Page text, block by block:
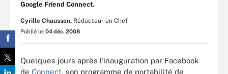
Google Friend Connect.
Cyrille Chausson, Rédacteur en Chef
Publié le: 04 déc. 2008
Quelques jours après l'inauguration par Facebook
de Connect, son programme de portabilité de